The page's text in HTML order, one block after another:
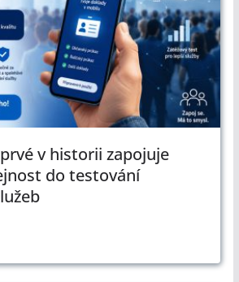
v historii zapojuje
do testování